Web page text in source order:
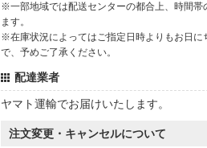
※一部地域では配送センターの都合上、時間帯
ます。
※在庫状況によってはご指定日時よりもお日に
で、予めご了承ください。
配達業者
ヤマト運輸でお届けいたします。
注文変更・キャンセルについて